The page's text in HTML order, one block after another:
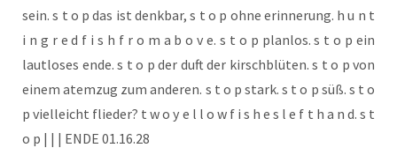
sein. s t o p das ist denk­bar, s t o p ohne erin­ne­rung. h u n t
i n g r e d f i s h f r o m a b o v e. s t o p plan­los. s t o p ein
laut­lo­ses ende. s t o p der duft der kirsch­blü­ten. s t o p von
einem atem­zug zum ande­ren. s t o p stark. s t o p süß. s t o
p viel­leicht flie­der? t w o y e l l o w f i s h e s l e f t h a n d. s t
o p | | | ENDE 01.16.28